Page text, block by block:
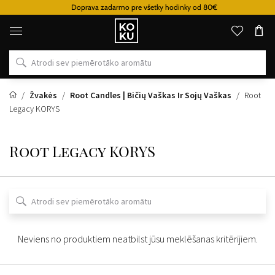
Doprava zadarmo pre všetky hodinky od 80€
Oriģinālie
parfimērijas
izstrādājumi
un
pulksteņi
vietā
Žvakės
Root Candles | Bičių Vaškas Ir Sojų Vaškas
Root
Legacy KORYS
Root Legacy KORYS
Neviens no produktiem neatbilst jūsu meklēšanas kritērijiem.